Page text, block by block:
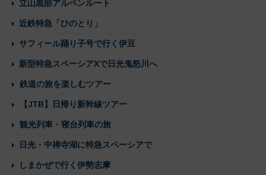
立山黒部アルペンルート
近鉄特急「ひのとり」
サフィール踊り子号で行く伊豆
新型特急スペーシアXで日光鬼怒川へ
鉄道の旅を楽しむツアー
【JTB】日帰り新幹線ツアー
観光列車・寝台列車の旅
日光・中禅寺湖に特急スペーシアで
しまかぜで行く伊勢志摩